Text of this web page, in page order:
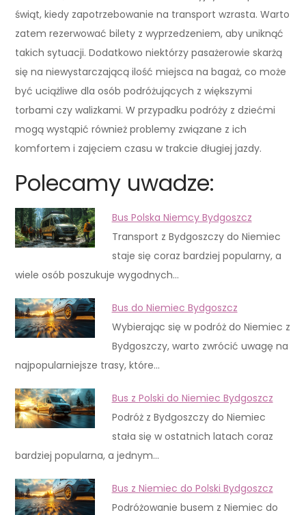
świąt, kiedy zapotrzebowanie na transport wzrasta. Warto
zatem rezerwować bilety z wyprzedzeniem, aby uniknąć
takich sytuacji. Dodatkowo niektórzy pasażerowie skarżą
się na niewystarczającą ilość miejsca na bagaż, co może
być uciążliwe dla osób podróżujących z większymi
torbami czy walizkami. W przypadku podróży z dziećmi
mogą wystąpić również problemy związane z ich
komfortem i zajęciem czasu w trakcie długiej jazdy.
Polecamy uwadze:
Bus Polska Niemcy Bydgoszcz
Transport z Bydgoszczy do Niemiec
staje się coraz bardziej popularny, a
wiele osób poszukuje wygodnych…
Bus do Niemiec Bydgoszcz
Wybierając się w podróż do Niemiec z
Bydgoszczy, warto zwrócić uwagę na
najpopularniejsze trasy, które…
Bus z Polski do Niemiec Bydgoszcz
Podróż z Bydgoszczy do Niemiec
stała się w ostatnich latach coraz
bardziej popularna, a jednym…
Bus z Niemiec do Polski Bydgoszcz
Podróżowanie busem z Niemiec do